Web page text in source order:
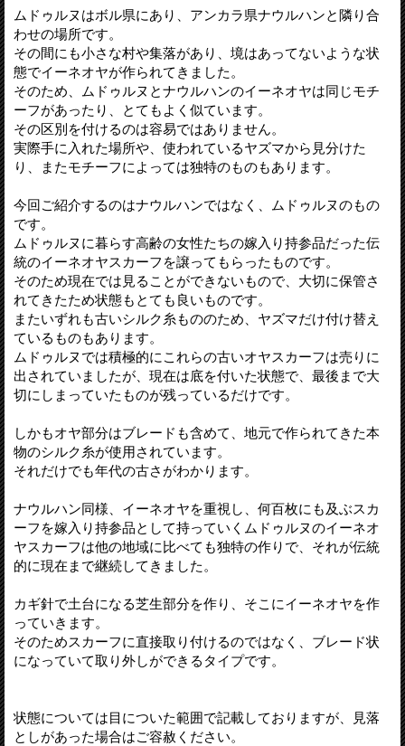
ムドゥルヌはボル県にあり、アンカラ県ナウルハンと隣り合
わせの場所です。
その間にも小さな村や集落があり、境はあってないような状
態でイーネオヤが作られてきました。
そのため、ムドゥルヌとナウルハンのイーネオヤは同じモチ
ーフがあったり、とてもよく似ています。
その区別を付けるのは容易ではありません。
実際手に入れた場所や、使われているヤズマから見分けた
り、またモチーフによっては独特のものもあります。
今回ご紹介するのはナウルハンではなく、ムドゥルヌのもの
です。
ムドゥルヌに暮らす高齢の女性たちの嫁入り持参品だった伝
統のイーネオヤスカーフを譲ってもらったものです。
そのため現在では見ることができないもので、大切に保管さ
れてきたため状態もとても良いものです。
またいずれも古いシルク糸もののため、ヤズマだけ付け替え
ているものもあります。
ムドゥルヌでは積極的にこれらの古いオヤスカーフは売りに
出されていましたが、現在は底を付いた状態で、最後まで大
切にしまっていたものが残っているだけです。
しかもオヤ部分はブレードも含めて、地元で作られてきた本
物のシルク糸が使用されています。
それだけでも年代の古さがわかります。
ナウルハン同様、イーネオヤを重視し、何百枚にも及ぶスカ
ーフを嫁入り持参品として持っていくムドゥルヌのイーネオ
ヤスカーフは他の地域に比べても独特の作りで、それが伝統
的に現在まで継続してきました。
カギ針で土台になる芝生部分を作り、そこにイーネオヤを作
っていきます。
そのためスカーフに直接取り付けるのではなく、ブレード状
になっていて取り外しができるタイプです。
状態については目についた範囲で記載しておりますが、見落
としがあった場合はご容赦ください。